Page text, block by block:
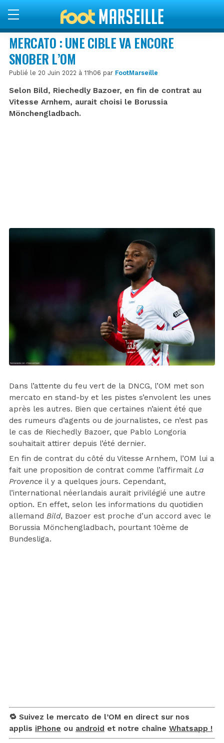
MERCATO : UNE CIBLE VA ENCORE
SNOBER L’OM
Publié le 20 Juin 2022 à 11h06 par FootMarseille
Selon Bild, Riechedly Bazoer, en fin de contrat au
Vitesse Arnhem, aurait choisi le Borussia
Mönchengladbach.
Dans l’attente du feu vert de la DNCG, l’OM met son
mercato en stand-by et les pistes s’envolent les unes
après les autres. Bien que certaines n’aient été que
des rumeurs d’agents ou de journalistes, ce n’est pas
le cas de Riechedly Bazoer, que Pablo Longoria
souhaitait attirer depuis l’été dernier.
En fin de contrat du côté du Vitesse Arnhem, l’OM lui a
fait une proposition de contrat comme l’affirmait La
Provence il y a quelques jours. Cependant,
l’international néerlandais aurait privilégié une autre
option. En effet, selon les informations du quotidien
allemand Bild, Bazoer est proche d’un accord avec le
Borussia Mönchengladbach, pourtant 10ème de
Bundesliga.
🔁 Suivez le mercato de l’OM en direct sur nos
applis iPhone ou android et notre chaîne Whatsapp !